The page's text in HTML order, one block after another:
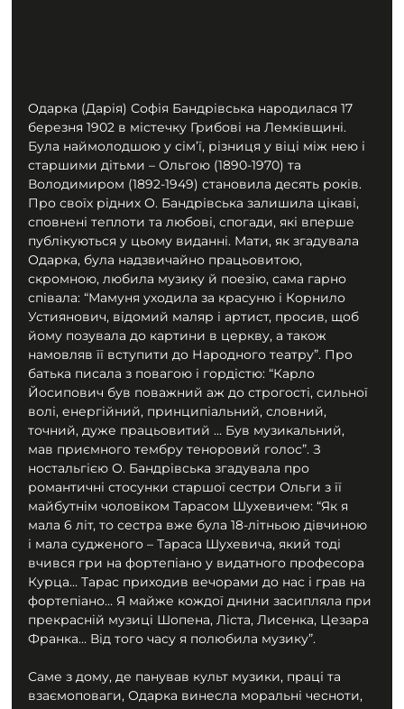
Одарка (Дарія) Софія Бандрівська народилася 17
березня 1902 в містечку Грибові на Лемківщині.
Була наймолодшою у сім’ї, різниця у віці між нею і
старшими дітьми – Ольгою (1890-1970) та
Володимиром (1892-1949) становила десять років.
Про своїх рідних О. Бандрівська залишила цікаві,
сповнені теплоти та любові, спогади, які вперше
публікуються у цьому виданні. Мати, як згадувала
Одарка, була надзвичайно працьовитою,
скромною, любила музику й поезію, сама гарно
співала: “Мамуня уходила за красуню і Корнило
Устиянович, відомий маляр і артист, просив, щоб
йому позувала до картини в церкву, а також
намовляв її вступити до Народного театру”. Про
батька писала з повагою і гордістю: “Карло
Йосипович був поважний аж до строгості, сильної
волі, енергійний, принципіальний, словний,
точний, дуже працьовитий … Був музикальний,
мав приємного тембру теноровий голос”. З
ностальгією О. Бандрівська згадувала про
романтичні стосунки старшої сестри Ольги з її
майбутнім чоловіком Тарасом Шухевичем: “Як я
мала 6 літ, то сестра вже була 18-літньою дівчиною
і мала судженого – Тараса Шухевича, який тоді
вчився гри на фортепіано у видатного професора
Курца… Тарас приходив вечорами до нас і грав на
фортепіано… Я майже кождої днини засипляла при
прекрасній музиці Шопена, Ліста, Лисенка, Цезара
Франка… Від того часу я полюбила музику”.
Саме з дому, де панував культ музики, праці та
взаємоповаги, Одарка винесла моральні чесноти,